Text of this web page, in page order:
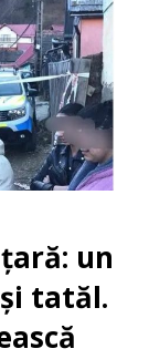
un
tatăl.